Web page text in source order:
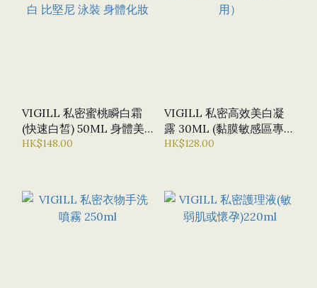
VIGILL 私密蜜桃瞬白霜
(快速白皙) 50ML 身體美
白 比堅尼 泳裝 身體化妝
HK$148.00
VIGILL 私密高效美白凝
露 30ML (黏膜敏感區專
用）
HK$128.00